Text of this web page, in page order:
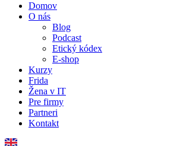
Domov
O nás
Blog
Podcast
Etický kódex
E-shop
Kurzy
Frida
Žena v IT
Pre firmy
Partneri
Kontakt